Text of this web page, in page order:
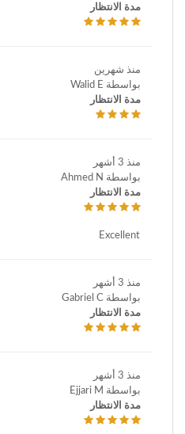
مدة الانتظار
منذ شهرين
بواسطة Walid E
مدة الانتظار
منذ 3 أشهر
بواسطة Ahmed N
مدة الانتظار
Excellent
منذ 3 أشهر
بواسطة Gabriel C
مدة الانتظار
منذ 3 أشهر
بواسطة Ejjari M
مدة الانتظار